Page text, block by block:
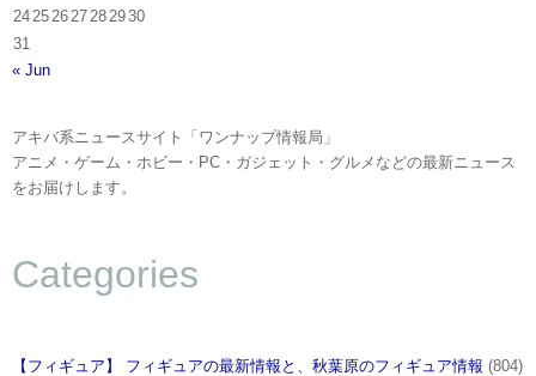
24252627282930
31
« Jun
アキバ系ニュースサイト「ワンナップ情報局」
アニメ・ゲーム・ホビー・PC・ガジェット・グルメなどの最新ニュース
をお届けします。
Categories
【フィギュア】 フィギュアの最新情報と、秋葉原のフィギュア情報 (804)